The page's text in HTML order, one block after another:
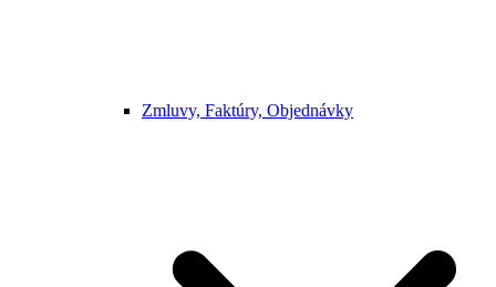
Zmluvy, Faktúry, Objednávky